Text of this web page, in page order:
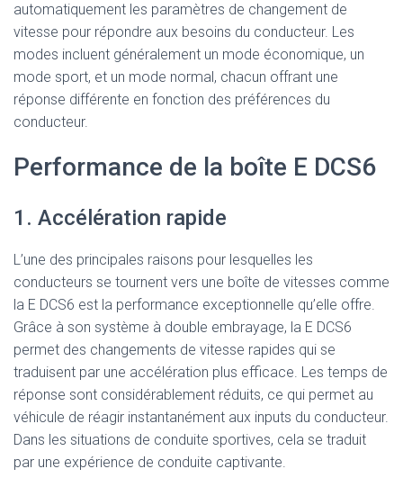
automatiquement les paramètres de changement de
vitesse pour répondre aux besoins du conducteur. Les
modes incluent généralement un mode économique, un
mode sport, et un mode normal, chacun offrant une
réponse différente en fonction des préférences du
conducteur.
Performance de la boîte E DCS6
1. Accélération rapide
L’une des principales raisons pour lesquelles les
conducteurs se tournent vers une boîte de vitesses comme
la E DCS6 est la performance exceptionnelle qu’elle offre.
Grâce à son système à double embrayage, la E DCS6
permet des changements de vitesse rapides qui se
traduisent par une accélération plus efficace. Les temps de
réponse sont considérablement réduits, ce qui permet au
véhicule de réagir instantanément aux inputs du conducteur.
Dans les situations de conduite sportives, cela se traduit
par une expérience de conduite captivante.